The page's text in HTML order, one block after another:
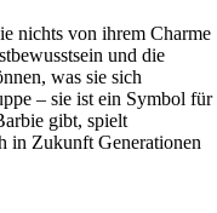
nichts von ihrem Charme
und die
was sie sich
– sie ist ein Symbol für
gibt, spielt
in Zukunft Generationen